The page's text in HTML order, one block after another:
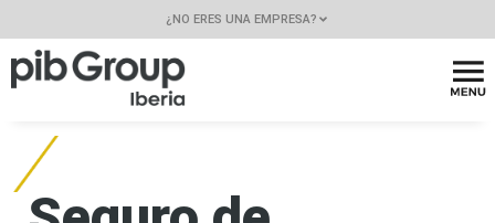
¿NO ERES UNA EMPRESA?